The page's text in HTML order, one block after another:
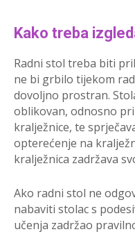
Kako treba
Radni stol treba biti
ne bi grbilo tijekom
dovoljno prostran.
oblikovan, odnosno
kralježnice, te
opterećenje na
kralježnica zadržava
Ako radni stol ne
nabaviti stolac s
učenja zadržao